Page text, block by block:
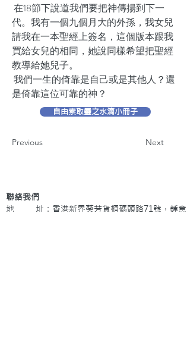
在18節下說道我們要把神傳揚到下一
代。我有一個九個月大的外孫，我女兒
請我在一本聖經上簽名，這個版本跟我
買給女兒的相同，她說同樣希望把聖經
教導給她兒子。
我們一生的倚靠是自己或是其他人？還
是倚靠這位可靠的神？
自由索取靈之水滴小冊子
Previous Next
聯絡我們
地 址：香港新界葵芳貨櫃碼頭路71號，鍾意